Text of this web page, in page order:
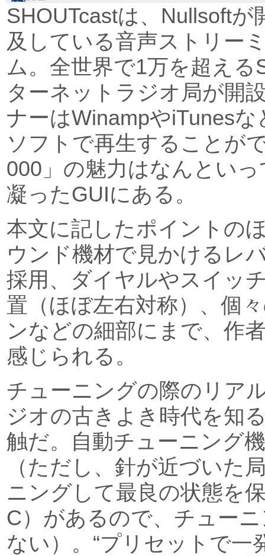
SHOUTcastは、Nullsoftが
及している音声ストリー
ム。全世界で1万を超える
ターネットラジオ局が開
ナーはWinampやiTunes
ソフトで再生することが
000」の魅力はなんとい
凝ったGUIにある。
本文に記したポイントの
ウンド機材で見かけるレ
採用、ダイヤルやスイッ
置（ほぼ左右対称）、個
ンなどの細部にまで、作
感じられる。
チューニングの際のリア
ジオの古きよき時代を知
触だ。自動チューニング
（ただし、針が近づいた
ニングして最良の状態を
C）があるので、チュー
ない）。“プリセットで一